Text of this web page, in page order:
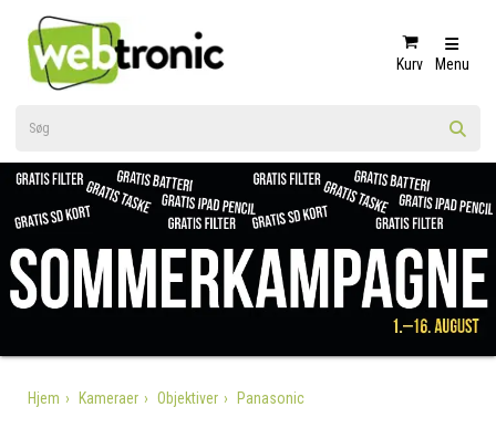
Kurv Menu
Hjem Kameraer Objektiver Panasonic